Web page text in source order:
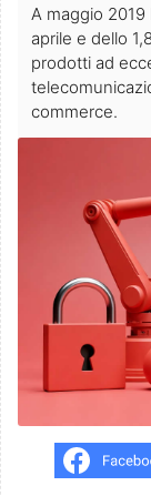
A maggio
aprile e dello
prodotti ad
commerce.